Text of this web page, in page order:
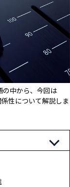
の中から、今回は
性について解説しま